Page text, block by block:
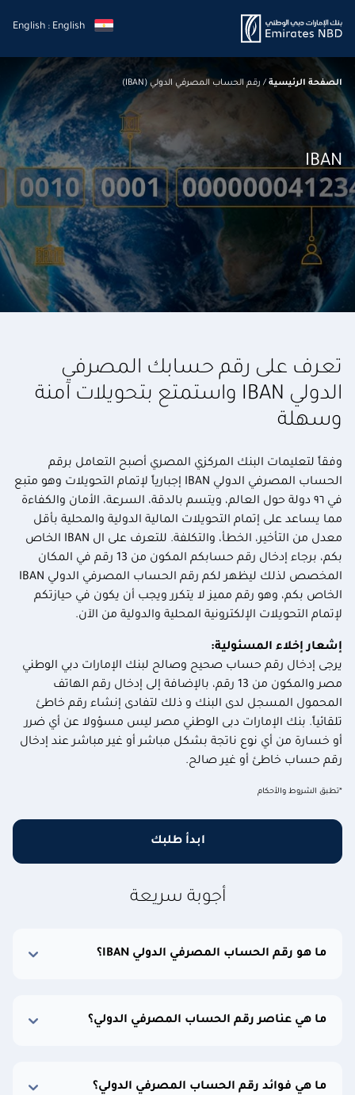
English : English
الصفحة الرئيسية / رقم الحساب المصرفي الدولي (IBAN)
IBAN
تعرف على رقم حسابك المصرفي
الدولي IBAN واستمتع بتحويلات آمنة
وسهلة
وفقاً لتعليمات البنك المركزي المصري أصبح التعامل برقم
الحساب المصرفي الدولي IBAN إجبارياً لإتمام التحويلات وهو متبع
في ٩٦ دولة حول العالم، ويتسم بالدقة، السرعة، الأمان والكفاءة
مما يساعد على إتمام التحويلات المالية الدولية والمحلية بأقل
معدل من التأخير، الخطأ، والتكلفة. للتعرف على ال IBAN الخاص
بكم، برجاء إدخال رقم حسابكم المكون من 13 رقم في المكان
المخصص لذلك ليظهر لكم رقم الحساب المصرفي الدولي IBAN
الخاص بكم، وهو رقم مميز لا يتكرر ويجب أن يكون في حيازتكم
لإتمام التحويلات الإلكترونية المحلية والدولية من الآن.
إشعار إخلاء المسئولية:
يرجى إدخال رقم حساب صحيح وصالح لبنك الإمارات دبي الوطني
مصر والمكون من 13 رقم، بالإضافة إلى إدخال رقم الهاتف
المحمول المسجل لدى البنك و ذلك لتفادى إنشاء رقم خاطئ
تلقائياً. بنك الإمارات دبى الوطني مصر ليس مسؤولا عن أي ضرر
أو خسارة من أي نوع ناتجة بشكل مباشر أو غير مباشر عند إدخال
رقم حساب خاطئ أو غير صالح.
*تطبق الشروط والأحكام
ابدأ طلبك
أجوبة سريعة
ما هو رقم الحساب المصرفي الدولي IBAN؟
ما هي عناصر رقم الحساب المصرفي الدولي؟
ما هي فوائد رقم الحساب المصرفي الدولي؟